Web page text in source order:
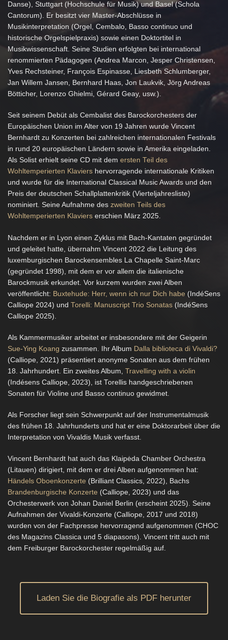
Danse), Stuttgart (Hochschule für Musik) und Basel (Schola
Cantorum). Er besitzt vier Master-Abschlüsse in
Musikinterpretation (Orgel, Cembalo, Basso continuo und
historische Orgelspielpraxis) sowie einen Doktortitel in
Musikwissenschaft. Seine Studien erfolgten bei international
renommierten Pädagogen (Andrea Marcon, Jesper Christensen,
Yves Rechsteiner, François Espinasse, Liesbeth Schlumberger,
Jan Willem Jansen, Bernhard Haas, Jon Laukvik, Jörg Andreas
Bötticher, Lorenzo Ghielmi, Gérard Geay, usw.).
Seit seinem Debüt als Cembalist des Barockorchesters der
Europäischen Union im Alter von 19 Jahren wurde Vincent
Bernhardt zu Konzerten bei zahlreichen internationalen Festivals
in rund 20 europäischen Ländern sowie in Amerika eingeladen.
Als Solist erhielt seine CD mit dem ersten Teil des
Wohltemperierten Klaviers hervorragende internationale Kritiken
und wurde für die International Classical Music Awards und den
Preis der deutschen Schallplattenkritik (Vierteljahresliste)
nominiert. Seine Aufnahme des zweiten Teils des
Wohltemperierten Klaviers erschien März 2025.
Nachdem er in Lyon einen Zyklus mit Bach-Kantaten gegründet
und geleitet hatte, übernahm Vincent 2022 die Leitung des
luxemburgischen Barockensembles La Chapelle Saint-Marc
(gegründet 1998), mit dem er vor allem die italienische
Barockmusik erkundet. Vor kurzem wurden zwei Alben
veröffentlicht: Buxtehude: Herr, wenn ich nur Dich habe (IndéSens
Calliope 2024) und Torelli: Manuscript Trio Sonatas (IndéSens
Calliope 2025).
Als Kammermusiker arbeitet er insbesondere mit der Geigerin
Sue-Ying Koang zusammen. Ihr Album Dalla biblioteca di Vivaldi?
(Calliope, 2021) präsentiert anonyme Sonaten aus dem frühen
18. Jahrhundert. Ein zweites Album, Travelling with a violin
(Indésens Calliope, 2023), ist Torellis handgeschriebenen
Sonaten für Violine und Basso continuo gewidmet.
Als Forscher liegt sein Schwerpunkt auf der Instrumentalmusik
des frühen 18. Jahrhunderts und hat er eine Doktorarbeit über die
Interpretation von Vivaldis Musik verfasst.
Vincent Bernhardt hat auch das Klaipėda Chamber Orchestra
(Litauen) dirigiert, mit dem er drei Alben aufgenommen hat:
Händels Oboenkonzerte (Brilliant Classics, 2022), Bachs
Brandenburgische Konzerte (Calliope, 2023) und das
Orchesterwerk von Johan Daniel Berlin (erscheint 2025). Seine
Aufnahmen der Vivaldi-Konzerte (Calliope, 2017 und 2018)
wurden von der Fachpresse hervorragend aufgenommen (CHOC
des Magazins Classica und 5 diapasons). Vincent tritt auch mit
dem Freiburger Barockorchester regelmäßig auf.
Laden Sie die Biografie als PDF herunter